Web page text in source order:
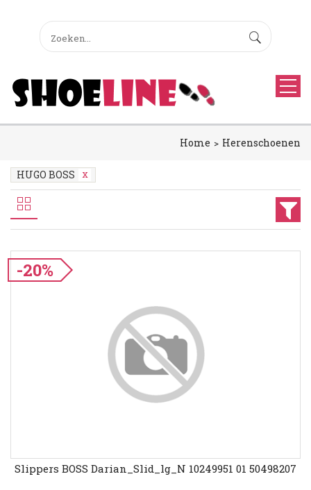
Home Herenschoenen
HUGO BOSS
-20%
Slippers BOSS Darian_Slid_lg_N 10249951 01 50498207